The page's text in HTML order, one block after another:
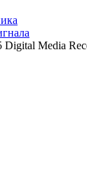
Digital Media